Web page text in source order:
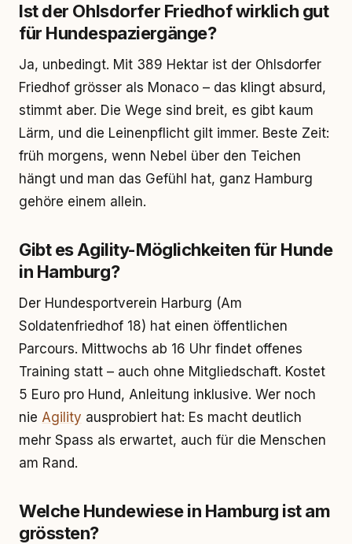
Ist der Ohlsdorfer Friedhof wirklich gut
für Hundespaziergänge?
Ja, unbedingt. Mit 389 Hektar ist der Ohlsdorfer
Friedhof grösser als Monaco – das klingt absurd,
stimmt aber. Die Wege sind breit, es gibt kaum
Lärm, und die Leinenpflicht gilt immer. Beste Zeit:
früh morgens, wenn Nebel über den Teichen
hängt und man das Gefühl hat, ganz Hamburg
gehöre einem allein.
Gibt es Agility-Möglichkeiten für Hunde
in Hamburg?
Der Hundesportverein Harburg (Am
Soldatenfriedhof 18) hat einen öffentlichen
Parcours. Mittwochs ab 16 Uhr findet offenes
Training statt – auch ohne Mitgliedschaft. Kostet
5 Euro pro Hund, Anleitung inklusive. Wer noch
nie Agility ausprobiert hat: Es macht deutlich
mehr Spass als erwartet, auch für die Menschen
am Rand.
Welche Hundewiese in Hamburg ist am
grössten?